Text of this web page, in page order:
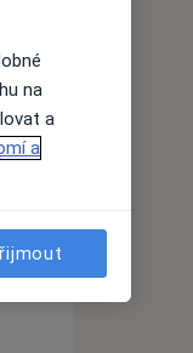
na
a
a